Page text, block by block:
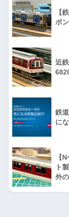
【
ポ
近
鉄
に
【
ト
外